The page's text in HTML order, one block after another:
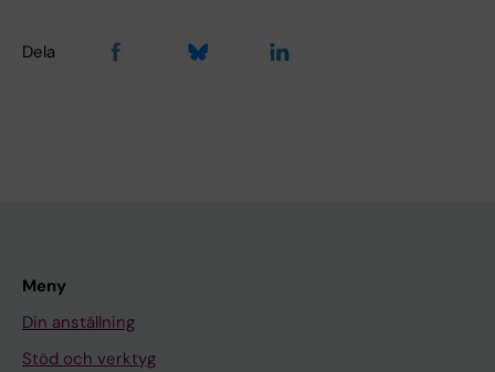
Dela
Meny
Din anställning
Stöd och verktyg